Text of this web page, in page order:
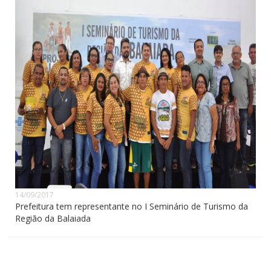
14/09/2017
Prefeitura tem representante no I Seminário de Turismo da
Região da Balaiada